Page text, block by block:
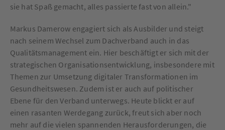
sie hat Spaß gemacht, alles passierte fast von allein."
Markus Damerow engagiert sich als Ausbilder und steigt
nach seinem Wechsel zum Dachverband auch in das
Qualitätsmanagement ein. Hier beschäftigt er sich mit der
strategischen Organisationsentwicklung, insbesondere mit
Themen zur Umsetzung digitaler Transformationen im
Gesundheitswesen. Zudem ist er auch auf politischer
Ebene für den Verband unterwegs. Heute blickt er auf
einen rasanten Werdegang zurück, freut sich aber noch
mehr auf die vielen spannenden Herausforderungen, die